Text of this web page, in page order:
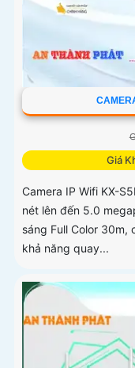
Giá
Camera IP Wifi KX-
nét lên đến 5.0
sáng Full Color 30m,
khả năng quay...